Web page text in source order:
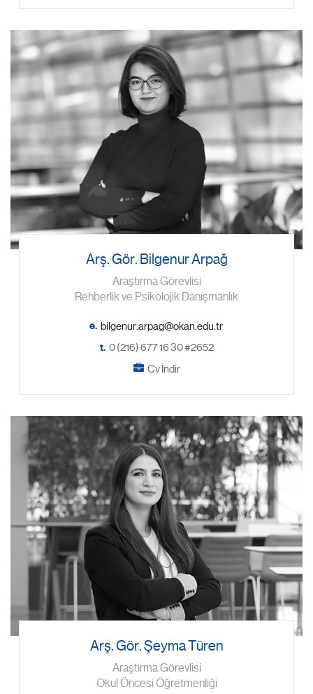
Arş. Gör. Bilgenur Arpağ
Araştırma Görevlisi
Rehberlik ve Psikolojik Danışmanlık
e.
t. 0 (216) 677 16 30 #2652
Cv İndir
Arş. Gör. Şeyma Türen
Araştırma Görevlisi
Okul Öncesi Öğretmenliği